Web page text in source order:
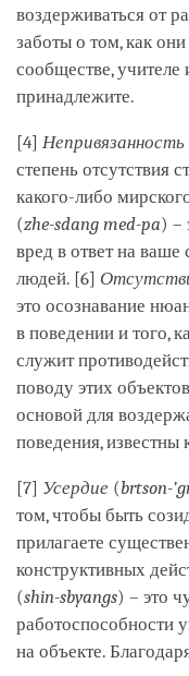
воздерживаться от
заботы о том, как
сообществе,
принадлежите.
[4] Непривязанность
степень отсутствия
какого-либо
(zhe-sdang med-pa) –
вред в ответ на ваше
людей. [6]
это осознавание
в поведении и того,
служит
поводу этих
основой для
поведения, известны
[7] Усердие (brtson-
том, чтобы быть
прилагаете
конструктивных
(shin-sbyangs) – это
работоспособности
на объекте.